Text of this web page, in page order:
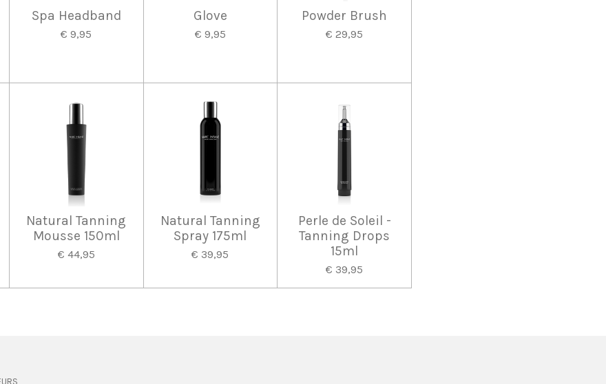
Spa Headband
€ 9,95
Glove
€ 9,95
Powder Brush
€ 29,95
Natural Tanning
Mousse 150ml
€ 44,95
Natural Tanning
Spray 175ml
€ 39,95
Perle de Soleil -
Tanning Drops
15ml
€ 39,95